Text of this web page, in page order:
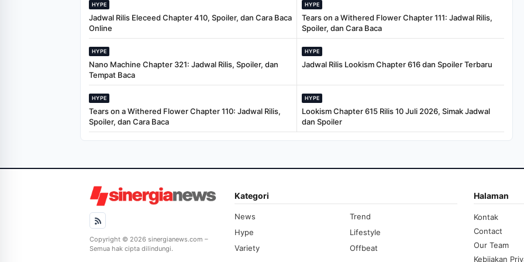
HYPE
Jadwal Rilis Eleceed Chapter 410, Spoiler, dan Cara Baca
Online
HYPE
Tears on a Withered Flower Chapter 111: Jadwal Rilis,
Spoiler, dan Cara Baca
HYPE
Nano Machine Chapter 321: Jadwal Rilis, Spoiler, dan
Tempat Baca
HYPE
Jadwal Rilis Lookism Chapter 616 dan Spoiler Terbaru
HYPE
Tears on a Withered Flower Chapter 110: Jadwal Rilis,
Spoiler, dan Cara Baca
HYPE
Lookism Chapter 615 Rilis 10 Juli 2026, Simak Jadwal
dan Spoiler
Copyright © 2026 sinergianews.com –
Semua hak cipta dilindungi.
Kategori
News
Trend
Hype
Lifestyle
Variety
Offbeat
Halaman
Kontak
Contact
Our Team
Kebijakan